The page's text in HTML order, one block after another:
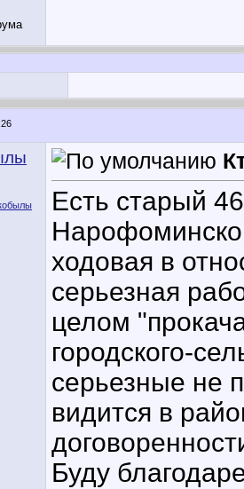
Есть старый
ходовая в
серьезная
целом
городского-
серьезные не
видится в
Буду